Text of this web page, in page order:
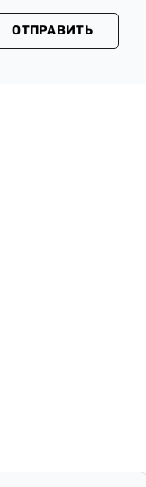
ОТПРАВИТЬ